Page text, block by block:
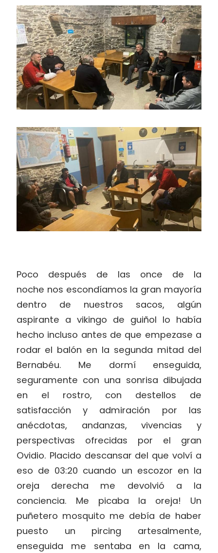
Poco después de las once de la
noche nos escondíamos la gran mayoría
dentro de nuestros sacos, algún
aspirante a vikingo de guiñol lo había
hecho incluso antes de que empezase a
rodar el balón en la segunda mitad del
Bernabéu. Me dormí enseguida,
seguramente con una sonrisa dibujada
en el rostro, con destellos de
satisfacción y admiración por las
anécdotas, andanzas, vivencias y
perspectivas ofrecidas por el gran
Ovidio. Placido descansar del que volví a
eso de 03:20 cuando un escozor en la
oreja derecha me devolvió a la
conciencia. Me picaba la oreja! Un
puñetero mosquito me debía de haber
puesto un pircing artesalmente,
enseguida me sentaba en la cama,